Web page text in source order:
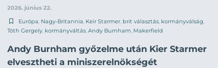
2026. június 22.
Európa Nagy-Britannia Keir Starmer brit választás kormányválság
Tóth Gergely kormányváltás Andy Burnham Makerfield
Andy Burnham győzelme után Kier Starmer
elvesztheti a miniszerelnökségét